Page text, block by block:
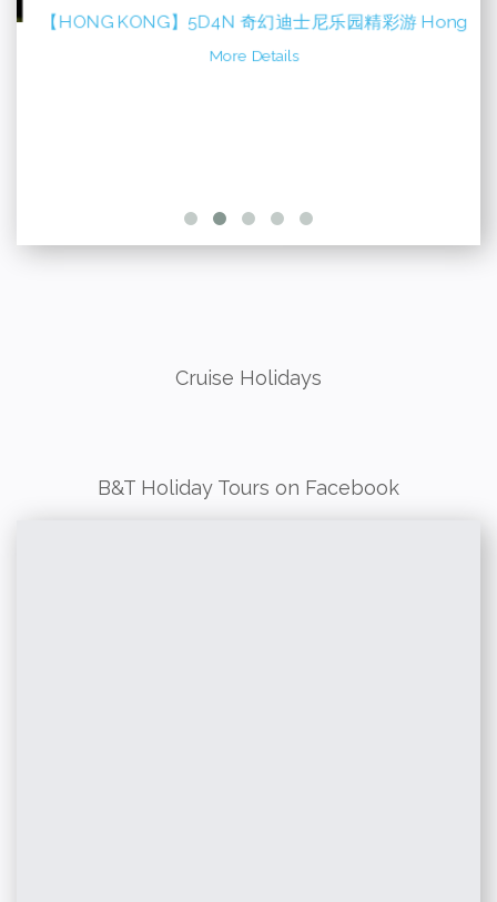
【HONG KONG】5D4N 奇幻迪士尼乐园精彩游 Hong
Kong + Shenzhen Disneyland Tour
More Details
Cruise Holidays
B&T Holiday Tours on Facebook